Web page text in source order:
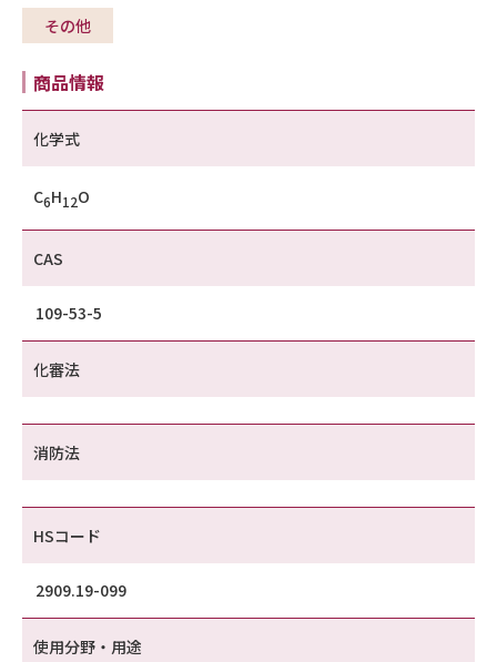
その他
商品情報
化学式
C6H12O
CAS
109-53-5
化審法
消防法
HSコード
2909.19-099
使用分野・用途